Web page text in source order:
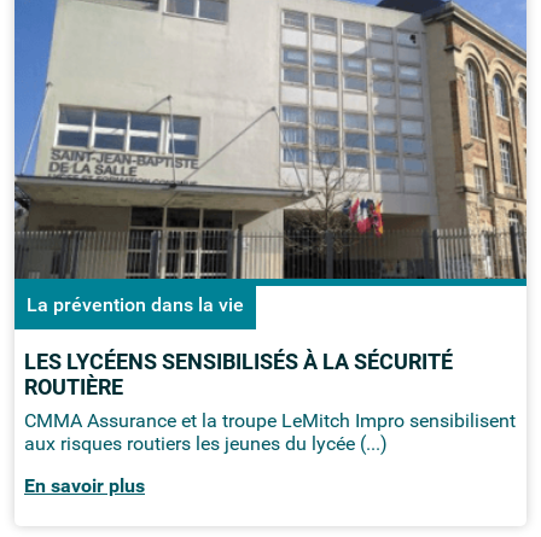
La prévention dans la vie
LES LYCÉENS SENSIBILISÉS À LA SÉCURITÉ
ROUTIÈRE
CMMA Assurance et la troupe LeMitch Impro sensibilisent
aux risques routiers les jeunes du lycée (...)
En savoir plus